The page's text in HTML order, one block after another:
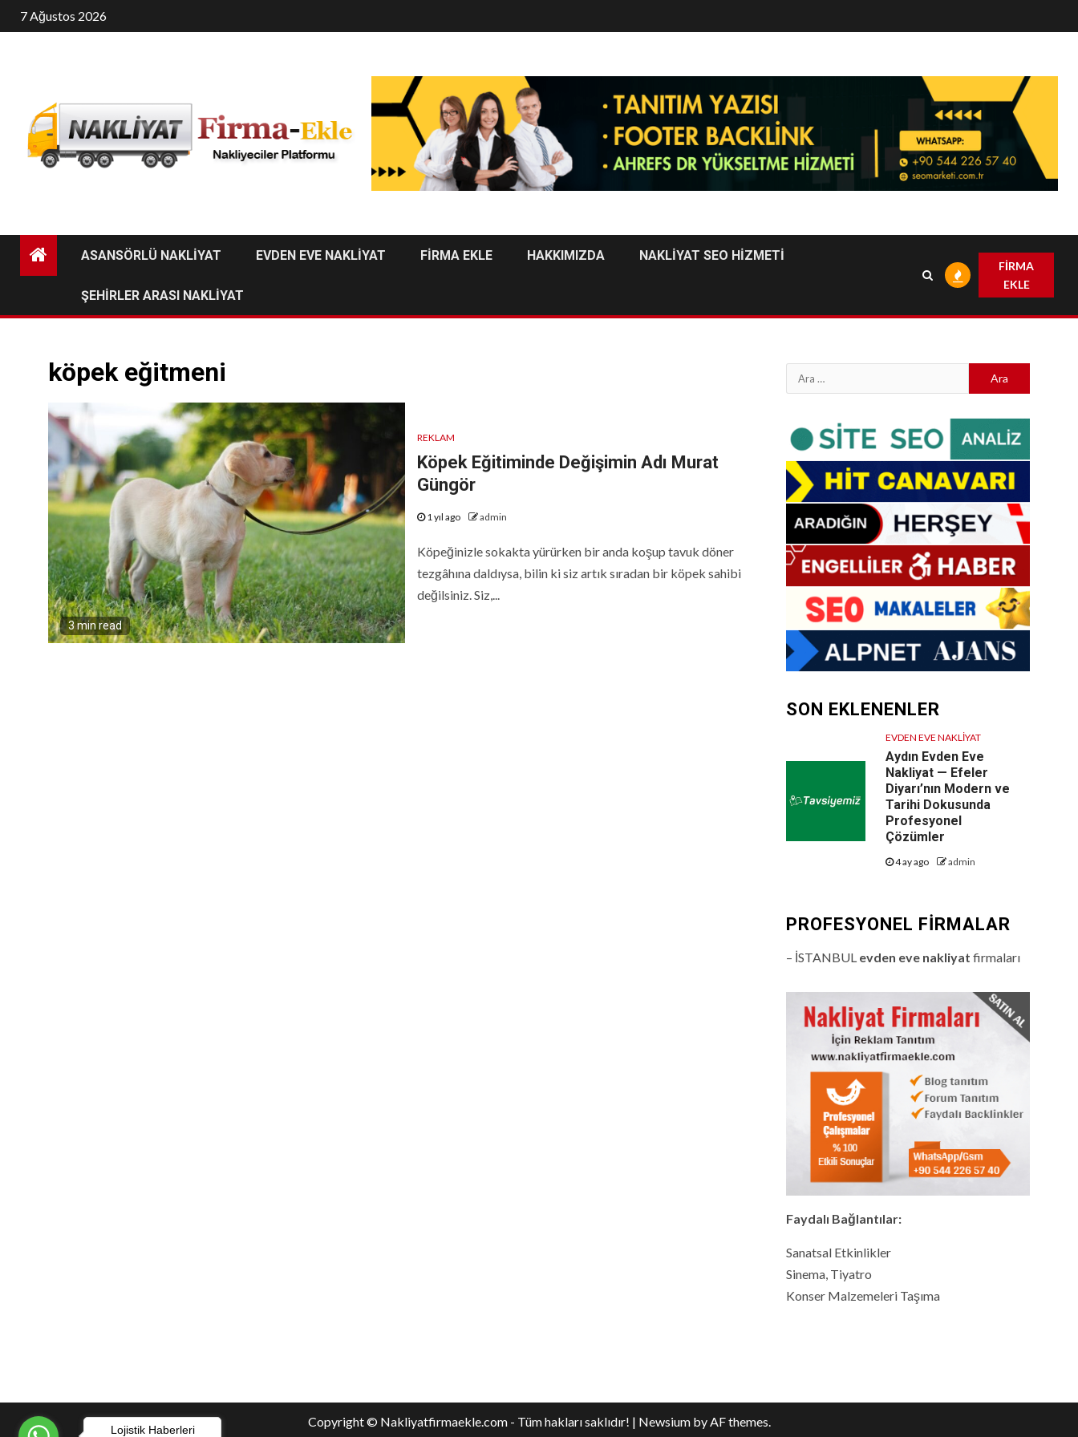
Skip
to
7 Ağustos 2026
ASANSÖRLÜ NAKLİYAT EVDEN EVE NAKLİYAT FİRMA EKLE HAKKIMIZDA NAKLİYAT SEO HİZMETİ
ŞEHİRLER ARASI NAKLİYAT
FİRMA
EKLE
köpek eğitmeni
3 min read
REKLAM
Köpek Eğitiminde Değişimin Adı Murat
Güngör
1 yıl ago admin
Köpeğinizle sokakta yürürken bir anda koşup tavuk döner
tezgâhına daldıysa, bilin ki siz artık sıradan bir köpek sahibi
değilsiniz. Siz,...
Arama:
SON EKLENENLER
EVDEN EVE NAKLIYAT
Aydın Evden Eve
Nakliyat — Efeler
Diyarı’nın Modern ve
Tarihi Dokusunda
Profesyonel
Çözümler
4 ay ago admin
PROFESYONEL FIRMALAR
– İSTANBUL evden eve nakliyat firmaları
Faydalı Bağlantılar:
Sanatsal Etkinlikler
Sinema, Tiyatro
Konser Malzemeleri Taşıma
Copyright © Nakliyatfirmaekle.com - Tüm hakları saklıdır! | Newsiumby AF themes.
Lojistik Haberleri